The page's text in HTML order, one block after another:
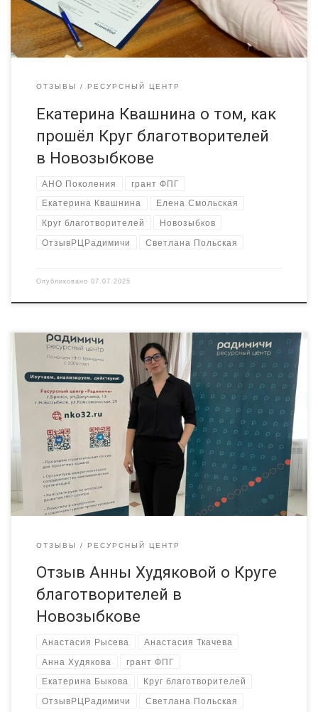
важных проектов: -БРОО «Художники-детям» — […]
ОТЗЫВЫ РЕСУРСНЫЙ ЦЕНТР
Екатерина Квашнина о том, как
прошёл Круг благотворителей
в Новозыбкове
АНО Поколения грант ФПГ
Екатерина Квашнина Елена Смольская
Круг благотворителей Новозыбков
ОтзывРЦРадимичи Светлана Польская
Опубликовано 07.07.2025
4 июля в Новозыбкове мы с коллегами провели «Круг
благотворителей». Новое событие не только для города, но и
для нас. Это был первый опыт в проведении таких
мероприятий, поэтому подготовка была длительной и
детальной. По уже имеющейся методичке Группы НКО
«Гарант» мы писали сценарий проведения нашего круга,
прорабатывая каждый этап: […]
ОТЗЫВЫ РЕСУРСНЫЙ ЦЕНТР
Отзыв Анны Худяковой о Круге
благотворителей в
Новозыбкове
Анастасия Рысева Анастасия Ткачева
Анна Худякова грант ФПГ
Екатерина Быкова Круг благотворителей
ОтзывРЦРадимичи Светлана Польская